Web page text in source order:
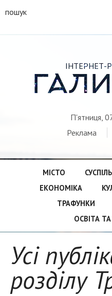
пошук
ІНТЕРНЕТ-
П'ятниця,
Реклама
МІСТО
ЕКОНОМІКА
ТРАФУНКИ
ОСВІТА
Усі
розділу